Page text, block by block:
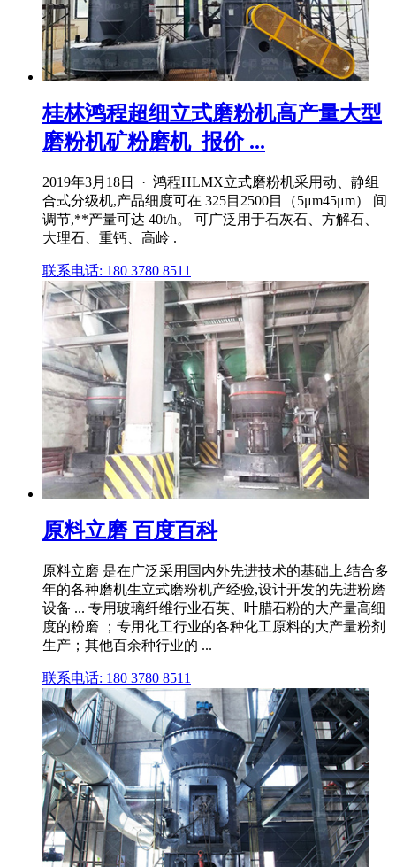
桂林鸿程超细立式磨粉机高产量大型
磨粉机矿粉磨机_报价 ...
2019年3月18日 · 鸿程HLMX立式磨粉机采用动、静组
合式分级机,产品细度可在 325目2500目（5μm45μm） 间
调节,**产量可达 40t/h。 可广泛用于石灰石、方解石、
大理石、重钙、高岭 .
联系电话: 180 3780 8511
原料立磨 百度百科
原料立磨 是在广泛采用国内外先进技术的基础上,结合多
年的各种磨机生立式磨粉机产经验,设计开发的先进粉磨
设备 ... 专用玻璃纤维行业石英、叶腊石粉的大产量高细
度的粉磨 ；专用化工行业的各种化工原料的大产量粉剂
生产；其他百余种行业的 ...
联系电话: 180 3780 8511